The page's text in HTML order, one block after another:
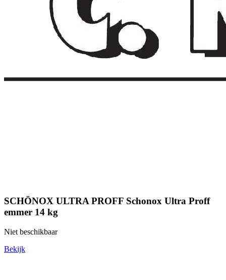
SCHÖNOX ULTRA PROFF Schonox Ultra Proff
emmer 14 kg
Niet beschikbaar
Bekijk